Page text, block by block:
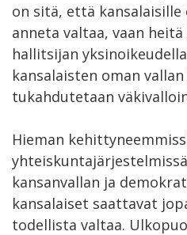
on sitä, että kansalaisille
anneta valtaa, vaan
hallitsijan
kansalaisten oman
tukahdutetaan
Hieman
kansanvallan ja
kansalaiset saattavat
todellista valtaa.